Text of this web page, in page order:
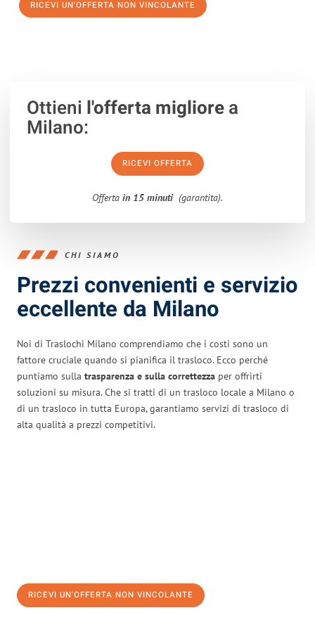
RICEVI UN'OFFERTA NON VINCOLANTE
Ottieni l'offerta migliorea
Milano:
RICEVI OFFERTA
Offerta in 15 minuti (garantita).
CHI SIAMO
Prezzi convenienti e servizio
eccellente da Milano
Noi di Traslochi Milano comprendiamo che i costi sono un
fattore cruciale quando si pianifica il trasloco. Ecco perché
puntiamo sulla trasparenza e sulla correttezza per offrirti
soluzioni su misura. Che si tratti di un trasloco locale a Milano o
di un trasloco in tutta Europa, garantiamo servizi di trasloco di
alta qualità a prezzi competitivi.
RICEVI UN'OFFERTA NON VINCOLANTE